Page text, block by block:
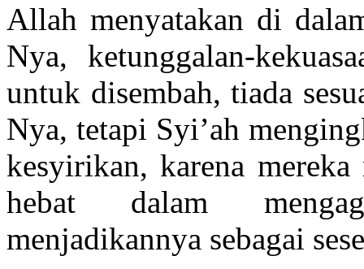
Allah menyatakan di
Nya, ketunggalan-
untuk disembah, tiada
Nya, tetapi Syi’ah
kesyirikan, karena
hebat dalam
menjadikannya sebagai